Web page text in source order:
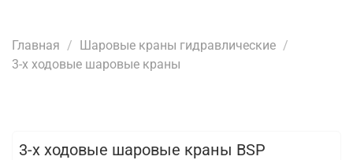
Главная
Шаровые краны гидравлические
3-х ходовые шаровые краны
3-х ходовые шаровые краны BSP